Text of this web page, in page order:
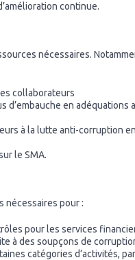
continue.
nécessaires.
collaborateurs
d’embauche en
à la lutte anti-corruption
le SMA.
nécessaires pour :
pour les services
à des soupçons de
catégories d’activités,